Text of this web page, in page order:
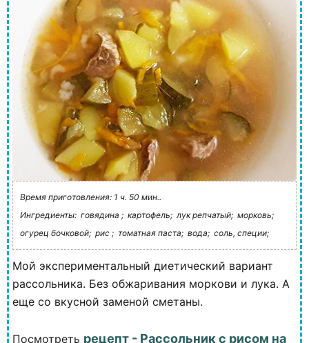
Время приготовления: 1 ч. 50 мин..
Ингредиенты: говядина ; картофель; лук репчатый; морковь;
огурец бочковой; рис ; томатная паста; вода; соль, специи;
Мой экспериментальный диетический вариант
рассольника. Без обжаривания моркови и лука. А
еще со вкусной заменой сметаны.
Посмотреть рецепт - Рассольник с рисом на